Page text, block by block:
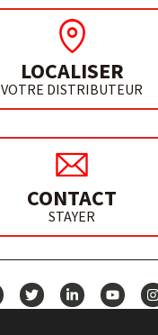
LOCALISER
VOTRE DISTRIBUTEUR
CONTACT
STAYER